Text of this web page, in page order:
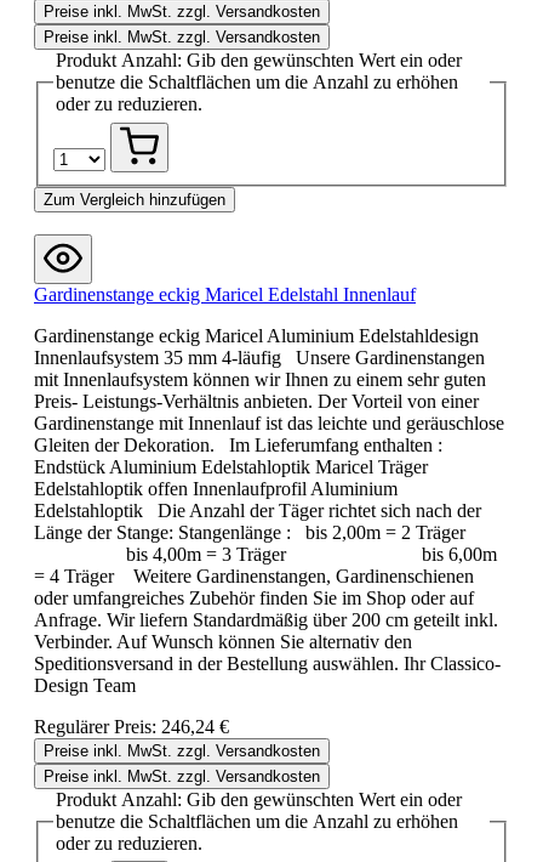
Preise inkl. MwSt. zzgl. Versandkosten
Preise inkl. MwSt. zzgl. Versandkosten
Produkt Anzahl: Gib den gewünschten Wert ein oder
benutze die Schaltflächen um die Anzahl zu erhöhen
oder zu reduzieren.
Zum Vergleich hinzufügen
Gardinenstange eckig Maricel Edelstahl Innenlauf
Gardinenstange eckig Maricel Aluminium Edelstahldesign
Innenlaufsystem 35 mm 4-läufig Unsere Gardinenstangen
mit Innenlaufsystem können wir Ihnen zu einem sehr guten
Preis- Leistungs-Verhältnis anbieten. Der Vorteil von einer
Gardinenstange mit Innenlauf ist das leichte und geräuschlose
Gleiten der Dekoration. Im Lieferumfang enthalten :
Endstück Aluminium Edelstahloptik Maricel Träger
Edelstahloptik offen Innenlaufprofil Aluminium
Edelstahloptik Die Anzahl der Täger richtet sich nach der
Länge der Stange: Stangenlänge : bis 2,00m = 2 Träger
bis 4,00m = 3 Träger bis 6,00m
= 4 Träger Weitere Gardinenstangen, Gardinenschienen
oder umfangreiches Zubehör finden Sie im Shop oder auf
Anfrage. Wir liefern Standardmäßig über 200 cm geteilt inkl.
Verbinder. Auf Wunsch können Sie alternativ den
Speditionsversand in der Bestellung auswählen. Ihr Classico-
Design Team
Regulärer Preis: 246,24 €
Preise inkl. MwSt. zzgl. Versandkosten
Preise inkl. MwSt. zzgl. Versandkosten
Produkt Anzahl: Gib den gewünschten Wert ein oder
benutze die Schaltflächen um die Anzahl zu erhöhen
oder zu reduzieren.